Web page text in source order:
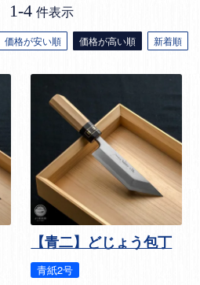
価格が安い順 価格が高い順 新着順
1-4 件表示
【青二】どじょう包丁
青紙2号